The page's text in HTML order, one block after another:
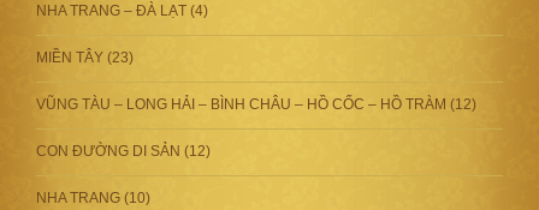
NHA TRANG – ĐÀ LẠT (4)
MIỀN TÂY (23)
VŨNG TÀU – LONG HẢI – BÌNH CHÂU – HỒ CỐC – HỒ TRÀM (12)
CON ĐƯỜNG DI SẢN (12)
NHA TRANG (10)